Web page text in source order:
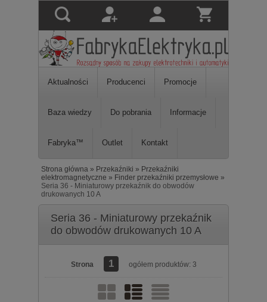
Aktualności Producenci Promocje
Baza wiedzy Do pobrania Informacje
Fabryka™ Outlet Kontakt
Strona główna » Przekaźniki » Przekaźniki
elektromagnetyczne » Finder przekaźniki przemysłowe »
Seria 36 - Miniaturowy przekaźnik do obwodów
drukowanych 10 A
Seria 36 - Miniaturowy przekaźnik
do obwodów drukowanych 10 A
Strona 1 ogółem produktów: 3